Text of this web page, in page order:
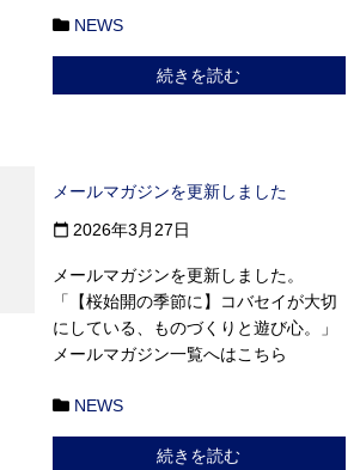
NEWS
続きを読む
メールマガジンを更新しました
calendar_today 2026年3月27日
メールマガジンを更新しました。
「【桜始開の季節に】コバセイが大切
にしている、ものづくりと遊び心。」
メールマガジン一覧へはこちら
NEWS
続きを読む